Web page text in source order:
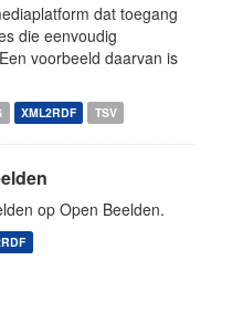
dat toegang
die eenvoudig
voorbeeld daarvan is
XML2RDF TSV
op Open Beelden.